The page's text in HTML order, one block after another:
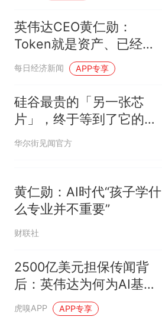
英伟达CEO黄仁勋：
Token就是资产、已经成
为获利的营收单位
每日经济新闻 APP专享
硅谷最贵的「另一张芯
片」，终于等到了它的时
刻
华尔街见闻官方
黄仁勋：AI时代“孩子学什
么专业并不重要”
财联社
2500亿美元担保传闻背
后：英伟达为何为AI基建
押上信用
虎嗅APP APP专享